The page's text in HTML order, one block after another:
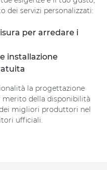
dei servizi personalizzati:
per arredare i
installazione
la progettazione
merito della disponibilità
migliori produttori nel
ufficiali.